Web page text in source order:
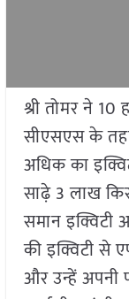
श्री तोमर ने
सीएसएस के
अधिक का
साढ़े 3 लाख
समान इक्विटी
की इक्विटी से
और उन्हें अपनी